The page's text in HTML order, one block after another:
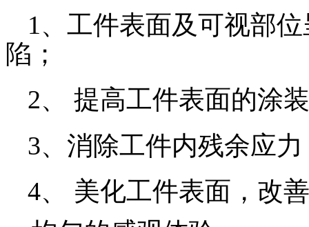
1、 工件表面及可视部
陷；
2、
提高工件表面的涂
3、 消除工件内残余应
4、
美化工件表面，改